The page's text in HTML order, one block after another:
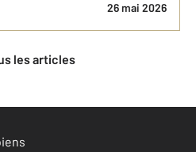
26 mai 2026
les articles